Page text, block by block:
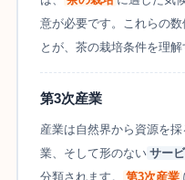
意が必要です。これらの
とが、茶の栽培条件を理解
第3次産業
産業は自然界から資源を
業、そして形のない サー
分類されます。
第3次産業